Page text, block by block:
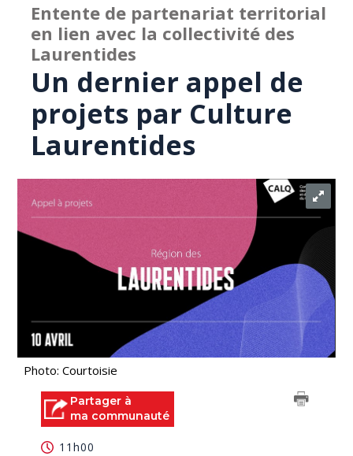
Entente de partenariat territorial
en lien avec la collectivité des
Laurentides
Un dernier appel de
projets par Culture
Laurentides
Photo: Courtoisie
Partager à
ma communauté
11h00